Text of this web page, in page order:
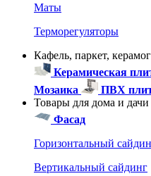
Маты
Терморегуляторы
Кафель, паркет,
Керамическая
Мозаика
ПВХ
Товары для дома и дачи
Фасад
Горизонтальный
Вертикальный сайдинг